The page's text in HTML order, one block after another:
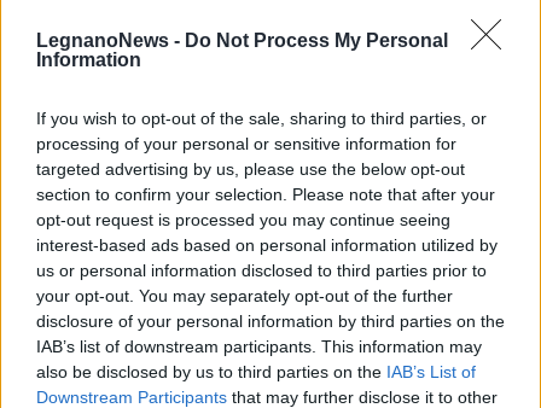
LegnanoNews - Do Not Process My Personal
Information
If you wish to opt-out of the sale, sharing to third parties, or
processing of your personal or sensitive information for
targeted advertising by us, please use the below opt-out
section to confirm your selection. Please note that after your
opt-out request is processed you may continue seeing
interest-based ads based on personal information utilized by
us or personal information disclosed to third parties prior to
your opt-out. You may separately opt-out of the further
disclosure of your personal information by third parties on the
IAB’s list of downstream participants. This information may
also be disclosed by us to third parties on the IAB’s List of
Downstream Participants that may further disclose it to other
Romualdo Cirillo, Alessandra Faiella,
Floriana Fantini, Maurizio Franza, Virginia
Sergio Guidali, Felice Maino, Alice Meietta,
Giorgio Moroni, Luca Oldani, Stefania
Pagnotta, Nadia Prandoni, Mario Proverbio,
Omar Sciacca, Piero Edilio Testa (detto Jody).
Settimana prossima saranno rese note le due
liste civiche che sosterranno la candidatura
di Fratus.